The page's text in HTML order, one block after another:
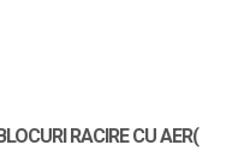
RACIRE CU AER(